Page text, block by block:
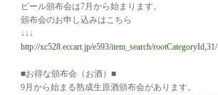
ビール頒布会は7月から始まります。
頒布会のお申し込みはこちら
↓↓↓
http://xc528.eccart.jp/e593/item_search/rootCategoryId,31/
■お得な頒布会（お酒）■
9月から始まる熟成生原酒頒布会があります。